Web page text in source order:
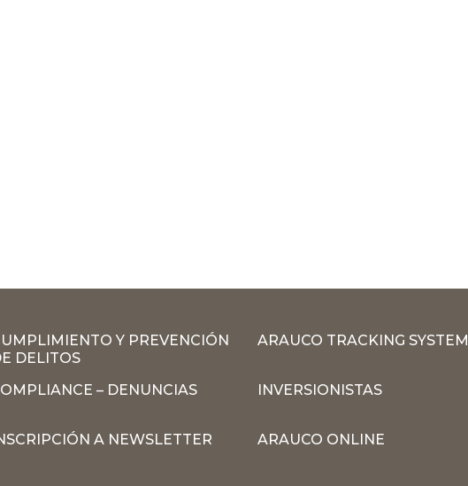
Y PREVENCIÓN
DELITOS
ARAUCO TRACKING SYSTEM
– DENUNCIAS INVERSIONISTAS
A NEWSLETTER ARAUCO ONLINE